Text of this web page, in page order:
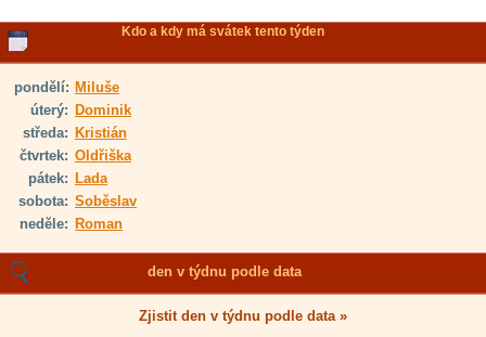
Kdo a kdy má svátek tento týden
pondělí: Miluše
úterý: Dominik
středa: Kristián
čtvrtek: Oldřiška
pátek: Lada
sobota: Soběslav
neděle: Roman
den v týdnu podle data
Zjistit den v týdnu podle data »